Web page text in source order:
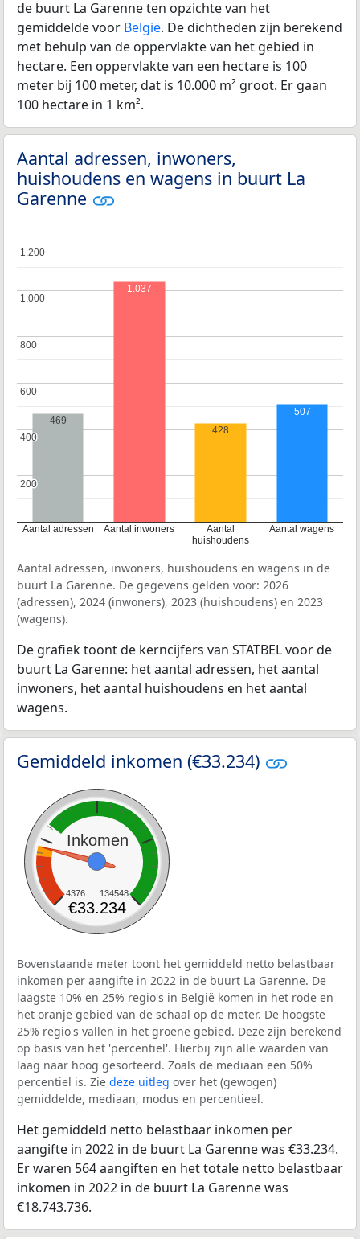
de buurt La Garenne ten opzichte van het
gemiddelde voor België. De dichtheden zijn berekend
met behulp van de oppervlakte van het gebied in
hectare. Een oppervlakte van een hectare is 100
meter bij 100 meter, dat is 10.000 m² groot. Er gaan
100 hectare in 1 km².
Aantal adressen, inwoners,
huishoudens en wagens in buurt La
Garenne
Aantal adressen Aantal inwoners
Aantal
huishoudens
Aantal wagens
200
200
400
400
600
600
800
800
1.000
1.000
1.200
1.200
469
1.037
428
507
Aantal adressen, inwoners, huishoudens en wagens in de
buurt La Garenne. De gegevens gelden voor: 2026
(adressen), 2024 (inwoners), 2023 (huishoudens) en 2023
(wagens).
De grafiek toont de kerncijfers van STATBEL voor de
buurt La Garenne: het aantal adressen, het aantal
inwoners, het aantal huishoudens en het aantal
wagens.
Gemiddeld inkomen (€33.234)
Inkomen
4376 134548
€33.234
Bovenstaande meter toont het gemiddeld netto belastbaar
inkomen per aangifte in 2022 in de buurt La Garenne. De
laagste 10% en 25% regio's in België komen in het rode en
het oranje gebied van de schaal op de meter. De hoogste
25% regio's vallen in het groene gebied. Deze zijn berekend
op basis van het 'percentiel'. Hierbij zijn alle waarden van
laag naar hoog gesorteerd. Zoals de mediaan een 50%
percentiel is. Zie deze uitleg over het (gewogen)
gemiddelde, mediaan, modus en percentieel.
Het gemiddeld netto belastbaar inkomen per
aangifte in 2022 in de buurt La Garenne was €33.234.
Er waren 564 aangiften en het totale netto belastbaar
inkomen in 2022 in de buurt La Garenne was
€18.743.736.